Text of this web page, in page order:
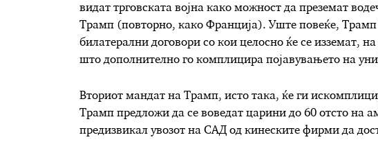
видат трговската војна како можност да преземат
Трамп (повторно, како Франција). Уште повеќе, Трамп
билатерални договори со кои целосно ќе се изземат,
што дополнително го комплицира појавувањето на
Вториот мандат на Трамп, исто така, ќе ги
Трамп предложи да се воведат царини до 60 отсто на
предизвикал увозот на САД од кинеските фирми да